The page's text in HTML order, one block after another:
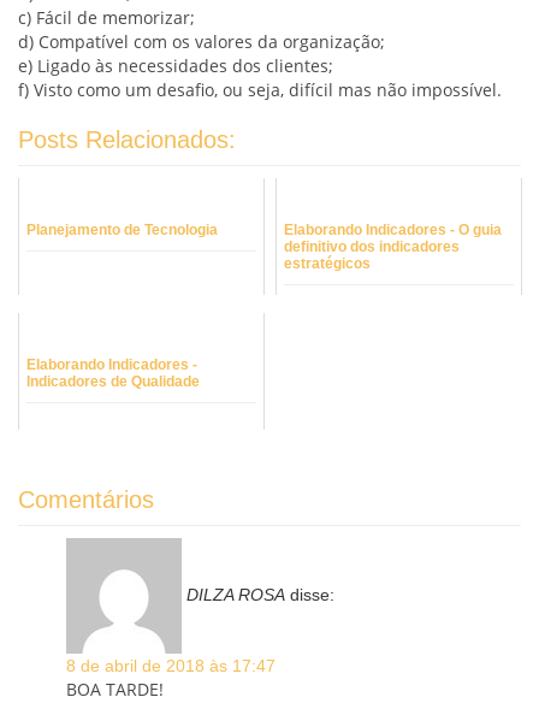
c) Fácil de memorizar;
d) Compatível com os valores da organização;
e) Ligado às necessidades dos clientes;
f) Visto como um desafio, ou seja, difícil mas não impossível.
Posts Relacionados:
Planejamento de Tecnologia
Elaborando Indicadores - O guia
definitivo dos indicadores
estratégicos
Elaborando Indicadores -
Indicadores de Qualidade
Comentários
DILZA ROSA disse:
8 de abril de 2018 às 17:47
BOA TARDE!